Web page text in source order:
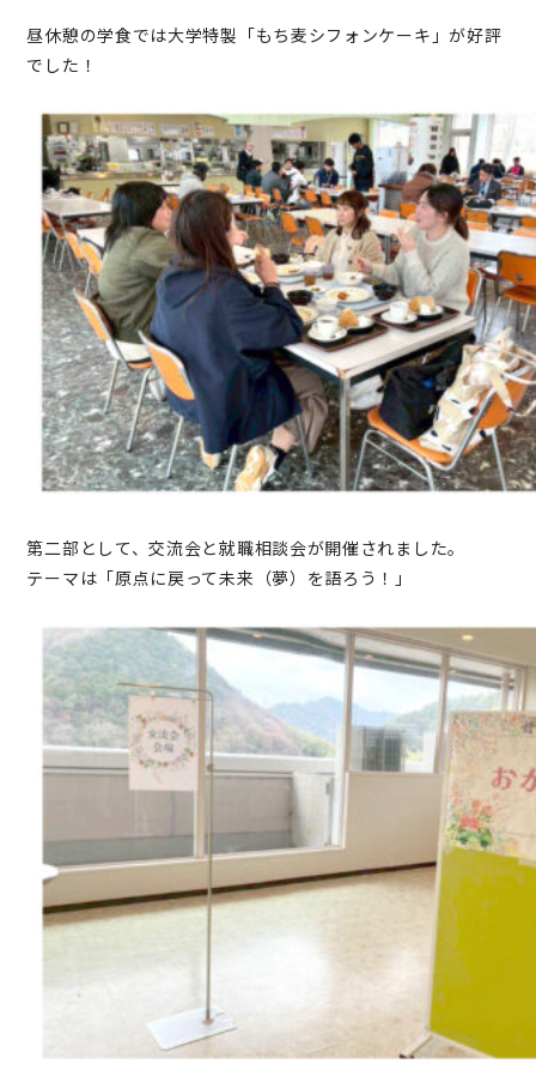
昼休憩の学食では大学特製「もち麦シフォンケーキ」が好評
でした！
第二部として、交流会と就職相談会が開催されました。
テーマは「原点に戻って未来（夢）を語ろう！」